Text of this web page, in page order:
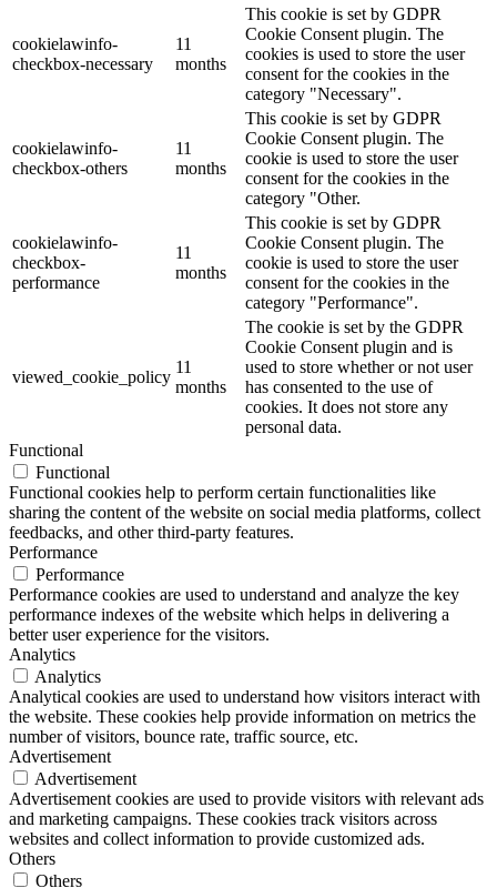
cookielawinfo-
checkbox-necessary
11
months
This cookie is set by GDPR
Cookie Consent plugin. The
cookies is used to store the user
consent for the cookies in the
category "Necessary".
cookielawinfo-
checkbox-others
11
months
This cookie is set by GDPR
Cookie Consent plugin. The
cookie is used to store the user
consent for the cookies in the
category "Other.
cookielawinfo-
checkbox-
performance
11
months
This cookie is set by GDPR
Cookie Consent plugin. The
cookie is used to store the user
consent for the cookies in the
category "Performance".
viewed_cookie_policy
11
months
The cookie is set by the GDPR
Cookie Consent plugin and is
used to store whether or not user
has consented to the use of
cookies. It does not store any
personal data.
Functional
Functional
Functional cookies help to perform certain functionalities like
sharing the content of the website on social media platforms, collect
feedbacks, and other third-party features.
Performance
Performance
Performance cookies are used to understand and analyze the key
performance indexes of the website which helps in delivering a
better user experience for the visitors.
Analytics
Analytics
Analytical cookies are used to understand how visitors interact with
the website. These cookies help provide information on metrics the
number of visitors, bounce rate, traffic source, etc.
Advertisement
Advertisement
Advertisement cookies are used to provide visitors with relevant ads
and marketing campaigns. These cookies track visitors across
websites and collect information to provide customized ads.
Others
Others